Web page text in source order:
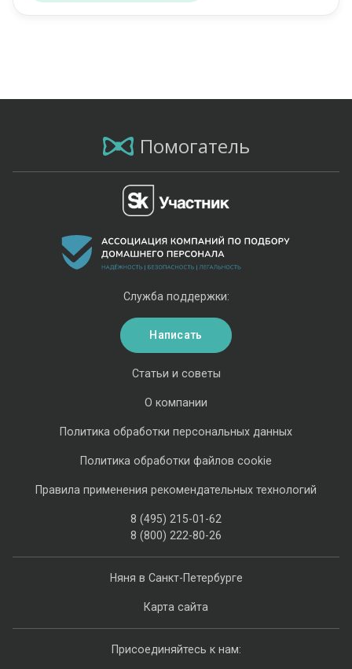
Помогатель
Няня в Санкт-Петербурге
Карта сайта
Статьи и советы
О компании
Политика обработки персональных данных
Политика обработки файлов cookie
Правила применения рекомендательных технологий
8 (495) 215-01-62
8 (800) 222-80-26
Служба поддержки:
Написать
Присоединяйтесь к нам: